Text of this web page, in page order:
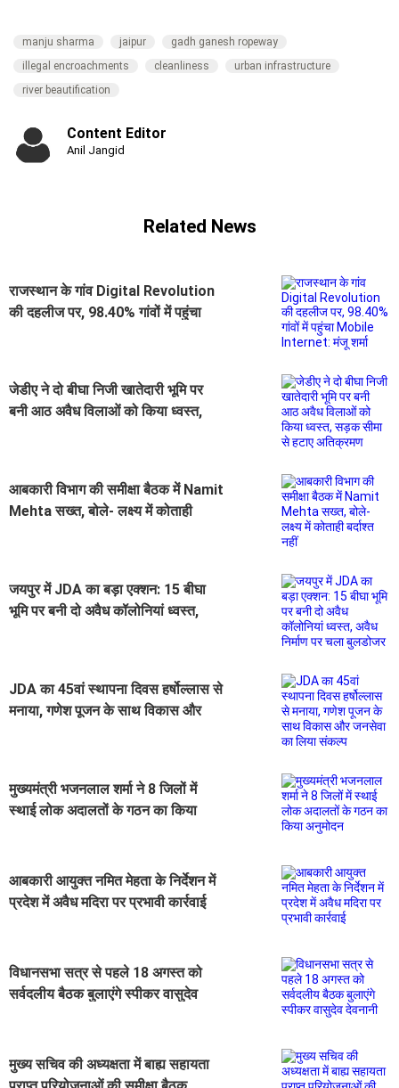
manju sharma jaipur
gadh ganesh ropeway
illegal encroachments
cleanliness
urban infrastructure
river beautification
Content Editor
Anil Jangid
Related News
राजस्थान के गांव Digital Revolution
की दहलीज पर, 98.40% गांवों में पहुंचा
जेडीए ने दो बीघा निजी खातेदारी भूमि पर
बनी आठ अवैध विलाओं को किया ध्वस्त,
आबकारी विभाग की समीक्षा बैठक में Namit
Mehta सख्त, बोले- लक्ष्य में कोताही
जयपुर में JDA का बड़ा एक्शन: 15 बीघा
भूमि पर बनी दो अवैध कॉलोनियां ध्वस्त,
JDA का 45वां स्थापना दिवस हर्षोल्लास से
मनाया, गणेश पूजन के साथ विकास और
मुख्यमंत्री भजनलाल शर्मा ने 8 जिलों में
स्थाई लोक अदालतों के गठन का किया
आबकारी आयुक्त नमित मेहता के निर्देशन में
प्रदेश में अवैध मदिरा पर प्रभावी कार्रवाई
विधानसभा सत्र से पहले 18 अगस्त को
सर्वदलीय बैठक बुलाएंगे स्पीकर वासुदेव
मुख्य सचिव की अध्यक्षता में बाह्य सहायता